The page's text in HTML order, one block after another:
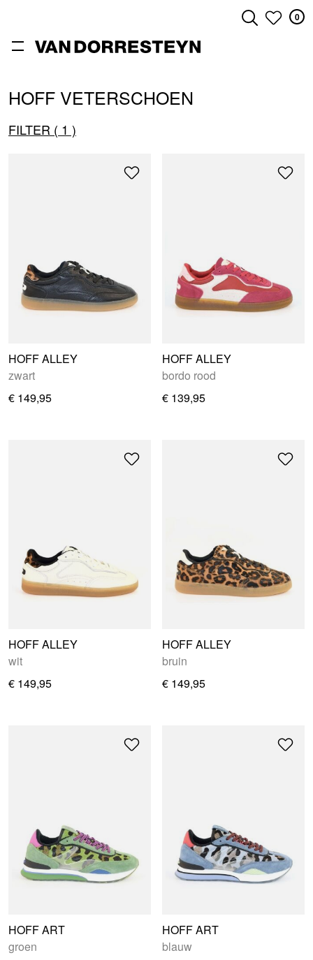
0
HOFF VETERSCHOEN
FILTER 1
HOFF ALLEY
zwart
€ 149,95
HOFF ALLEY
bordo rood
€ 139,95
HOFF ALLEY
wit
€ 149,95
HOFF ALLEY
bruin
€ 149,95
HOFF ART
groen
HOFF ART
blauw